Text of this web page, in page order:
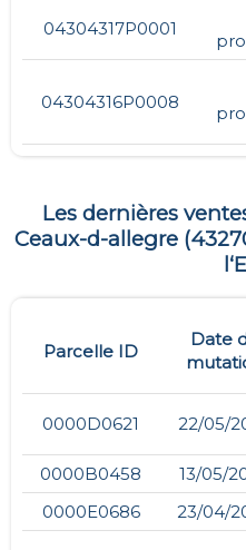
04304317P0001
04304316P0008
Les dernières
Ceaux-d-allegre (
Parcelle ID
Date
0000D0621 22/05/
0000B0458
13/05/
0000E0686
23/04/